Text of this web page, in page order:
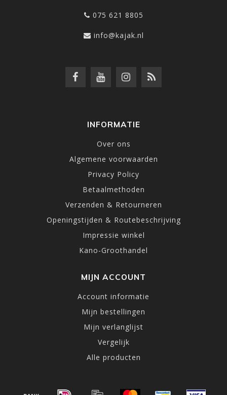
075 621 8805
info@kajak.nl
INFORMATIE
Over ons
Algemene voorwaarden
Privacy Policy
Betaalmethoden
Verzenden & Retourneren
Openingstijden & Routebeschrijving
Impressie winkel
Kano-Groothandel
MIJN ACCOUNT
Account informatie
Mijn bestellingen
Mijn verlanglijst
Vergelijk
Alle producten